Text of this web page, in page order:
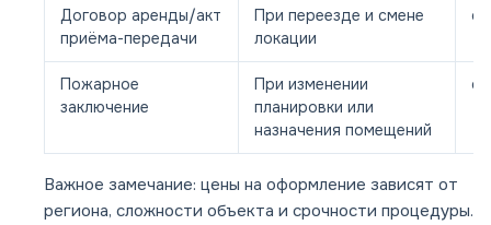
Договор аренды/акт
приёма-передачи
При переезде и смене
локации
Пожарное
заключение
При изменении
планировки или
назначения помещений
Важное замечание: цены на оформление зависят от
региона, сложности объекта и срочности процедуры.